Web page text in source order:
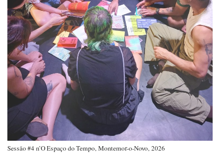
Sessão #4 n’O Espaço do Tempo, Montemor-o-Novo, 2026